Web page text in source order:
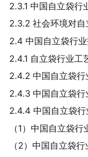
2.3.1 中国自立袋行
2.3.2 社会环境对
2.4 中国自立袋行
2.4.1 自立袋行业工
2.4.2 中国自立袋
2.4.3 中国自立袋
2.4.4 中国自立袋
（1）中国自立袋
（2）中国自立袋